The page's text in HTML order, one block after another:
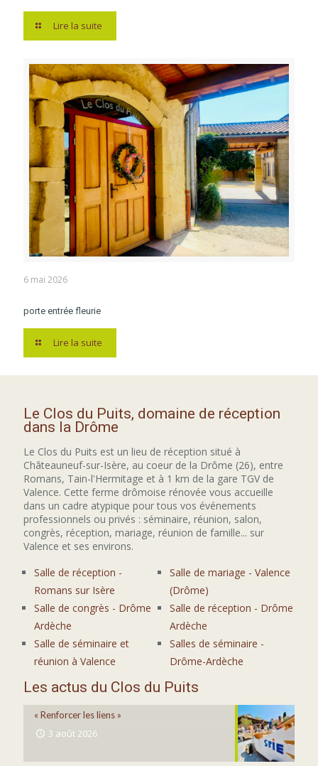
Lire la suite
6 mai 2026
porte entrée fleurie
Lire la suite
Le Clos du Puits, domaine de réception
dans la Drôme
Le Clos du Puits est un lieu de réception situé à
Châteauneuf-sur-Isère, au coeur de la Drôme (26), entre
Romans, Tain-l'Hermitage et à 1 km de la gare TGV de
Valence. Cette ferme drômoise rénovée vous accueille
dans un cadre atypique pour tous vos événements
professionnels ou privés : séminaire, réunion, salon,
congrès, réception, mariage, réunion de famille... sur
Valence et ses environs.
Salle de réception -
Romans sur Isère
Salle de congrès - Drôme
Ardèche
Salle de séminaire et
réunion à Valence
Salle de mariage - Valence
(Drôme)
Salle de réception - Drôme
Ardèche
Salles de séminaire -
Drôme-Ardèche
Les actus du Clos du Puits
« Renforcer les liens »
3 août 2026